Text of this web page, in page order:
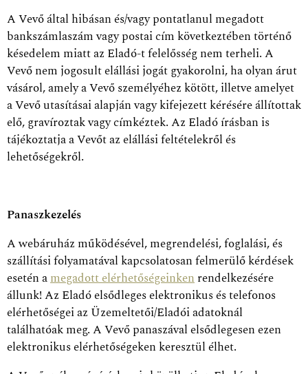
A Vevő által hibásan és/vagy pontatlanul megadott
bankszámlaszám vagy postai cím következtében történő
késedelem miatt az Eladó-t felelősség nem terheli. A
Vevő nem jogosult elállási jogát gyakorolni, ha olyan árut
vásárol, amely a Vevő személyéhez kötött, illetve amelyet
a Vevő utasításai alapján vagy kifejezett kérésére állítottak
elő, gravíroztak vagy címkéztek. Az Eladó írásban is
tájékoztatja a Vevőt az elállási feltételekről és
lehetőségekről.
Panaszkezelés
A webáruház működésével, megrendelési, foglalási, és
szállítási folyamatával kapcsolatosan felmerülő kérdések
esetén amegadott elérhetőségeinkenrendelkezésére
állunk! Az Eladó elsődleges elektronikus és telefonos
elérhetőségei az Üzemeltetői/Eladói adatoknál
találhatóak meg. A Vevő panaszával elsődlegesen ezen
elektronikus elérhetőségeken keresztül élhet.